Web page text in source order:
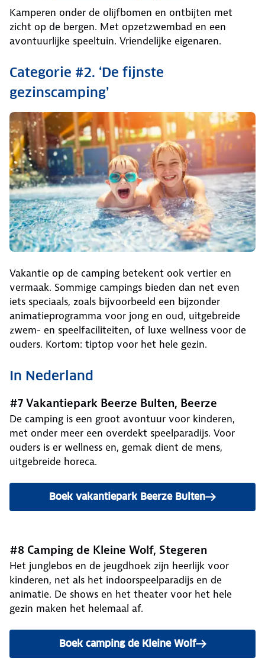
Kamperen onder de olijfbomen en ontbijten met
zicht op de bergen. Met opzetzwembad en een
avontuurlijke speeltuin. Vriendelijke eigenaren.
Categorie #2. ‘De fijnste
gezinscamping’
Vakantie op de camping betekent ook vertier en
vermaak. Sommige campings bieden dan net even
iets speciaals, zoals bijvoorbeeld een bijzonder
animatieprogramma voor jong en oud, uitgebreide
zwem- en speelfaciliteiten, of luxe wellness voor de
ouders. Kortom: tiptop voor het hele gezin.
In Nederland
#7 Vakantiepark Beerze Bulten, Beerze
De camping is een groot avontuur voor kinderen,
met onder meer een overdekt speelparadijs. Voor
ouders is er wellness en, gemak dient de mens,
uitgebreide horeca.
Boek vakantiepark Beerze Bulten
#8 Camping de Kleine Wolf, Stegeren
Het junglebos en de jeugdhoek zijn heerlijk voor
kinderen, net als het indoorspeelparadijs en de
animatie. De shows en het theater voor het hele
gezin maken het helemaal af.
Boek camping de Kleine Wolf